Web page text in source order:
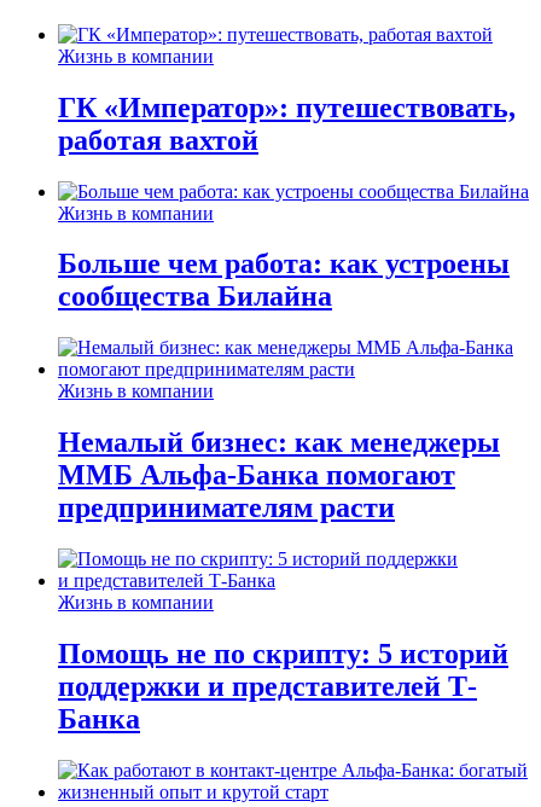
Жизнь в компании
ГК «Император»: путешествовать,
работая вахтой
Жизнь в компании
Больше чем работа: как устроены
сообщества Билайна
Жизнь в компании
Немалый бизнес: как менеджеры
ММБ Альфа-Банка помогают
предпринимателям расти
Жизнь в компании
Помощь не по скрипту: 5 историй
поддержки и представителей Т-
Банка